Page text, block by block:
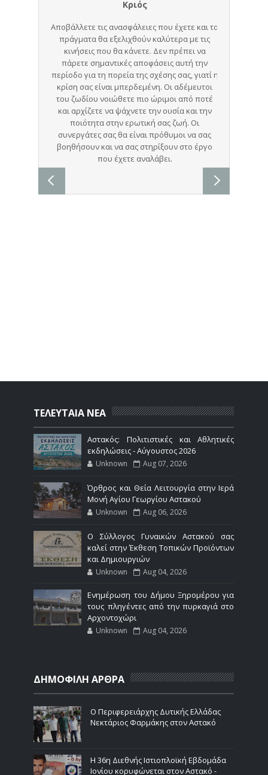
ΤΕΛΕΥΤΑΙΑ ΝΕΑ
Αστακός: Πολιτιστικές και Αθλητικές
εκδηλώσεις - Αύγουστος 2026
Unknown Aug 07, 2026
Όρθρος και Θεία Λειτουργία στην Ιερά
Μονή Αγίου Γεωργίου Αστακού
Unknown Aug 06, 2026
Ο Σύλλογος Γυναικών Αστακού σας
καλεί στην Έκθεση Τοπικών Προϊόντων
και Δημιουργιών
Unknown Aug 04, 2026
Ενημέρωση του Δήμου Ξηρομέρου για
τους πληγέντες από την πυρκαγιά στο
Αρχοντοχώρι
Unknown Aug 04, 2026
ΔΗΜΟΦΙΛΗ ΑΡΘΡΑ
Ο Περιφερειάρχης Δυτικής Ελλάδας
Νεκτάριος Φαρμάκης στον Αστακό
Η 36η Διεθνής Ιστιοπλοϊκή Εβδομάδα
Ιονίου κορυφώνεται στον Αστακό -